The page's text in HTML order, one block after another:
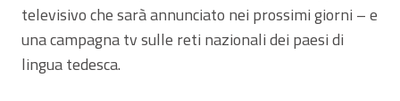
televisivo che sarà annunciato nei prossimi giorni – e
una campagna tv sulle reti nazionali dei paesi di
lingua tedesca.